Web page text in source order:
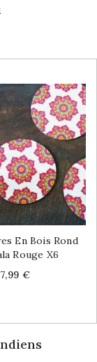
En Bois Rond
Rouge X6
Price
7,99 €